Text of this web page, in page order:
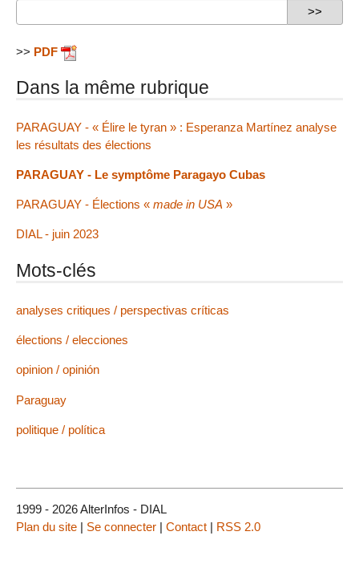
>> PDF
Dans la même rubrique
PARAGUAY - « Élire le tyran » : Esperanza Martínez analyse
les résultats des élections
PARAGUAY - Le symptôme Paragayo Cubas
PARAGUAY - Élections « made in USA »
DIAL - juin 2023
Mots-clés
analyses critiques / perspectivas críticas
élections / elecciones
opinion / opinión
Paraguay
politique / política
1999 - 2026 AlterInfos - DIAL
Plan du site | Se connecter | Contact | RSS 2.0